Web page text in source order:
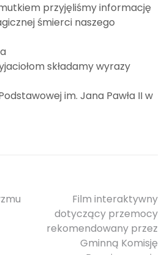
przyjęliśmy informację
śmierci naszego
składamy wyrazy
im. Jana Pawła II w
Film interaktywny
dotyczący przemocy
rekomendowany przez
Gminną Komisję